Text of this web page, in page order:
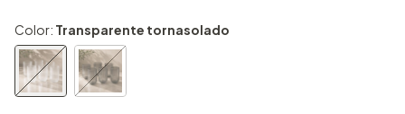
Color: Transparente tornasolado